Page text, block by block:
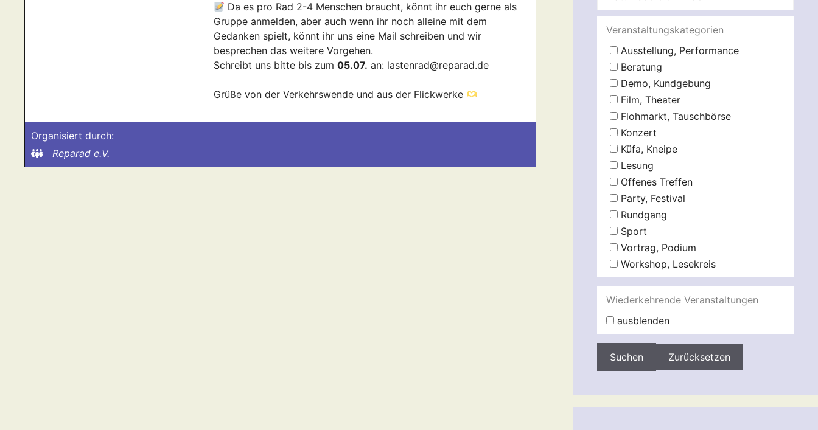
Da es pro Rad 2-4 Menschen braucht, könnt ihr euch gerne als
Gruppe anmelden, aber auch wenn ihr noch alleine mit dem
Gedanken spielt, könnt ihr uns eine Mail schreiben und wir
besprechen das weitere Vorgehen.
Schreibt uns bitte bis zum 05.07. an: lastenrad@reparad.de
Grüße von der Verkehrswende und aus der Flickwerke
Organisiert durch:
Reparad e.V.
Veranstaltungskategorien
Ausstellung, Performance
Beratung
Demo, Kundgebung
Film, Theater
Flohmarkt, Tauschbörse
Konzert
Küfa, Kneipe
Lesung
Offenes Treffen
Party, Festival
Rundgang
Sport
Vortrag, Podium
Workshop, Lesekreis
Wiederkehrende Veranstaltungen
ausblenden
Zurücksetzen